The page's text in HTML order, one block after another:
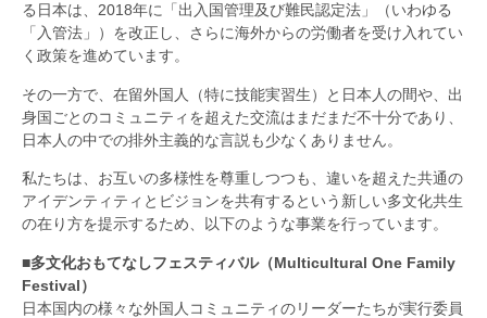
る日本は、2018年に「出入国管理及び難民認定法」（いわゆる
「入管法」）を改正し、さらに海外からの労働者を受け入れてい
く政策を進めています。
その一方で、在留外国人（特に技能実習生）と日本人の間や、出
身国ごとのコミュニティを超えた交流はまだまだ不十分であり、
日本人の中での排外主義的な言説も少なくありません。
私たちは、お互いの多様性を尊重しつつも、違いを超えた共通の
アイデンティティとビジョンを共有するという新しい多文化共生
の在り方を提示するため、以下のような事業を行っています。
■多文化おもてなしフェスティバル（Multicultural One Family
Festival）
日本国内の様々な外国人コミュニティのリーダーたちが実行委員